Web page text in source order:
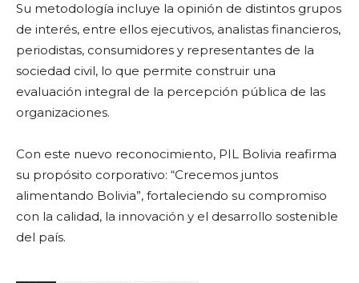
Su metodología incluye la opinión de distintos grupos
de interés, entre ellos ejecutivos, analistas financieros,
periodistas, consumidores y representantes de la
sociedad civil, lo que permite construir una
evaluación integral de la percepción pública de las
organizaciones.
Con este nuevo reconocimiento, PIL Bolivia reafirma
su propósito corporativo: “Crecemos juntos
alimentando Bolivia”, fortaleciendo su compromiso
con la calidad, la innovación y el desarrollo sostenible
del país.